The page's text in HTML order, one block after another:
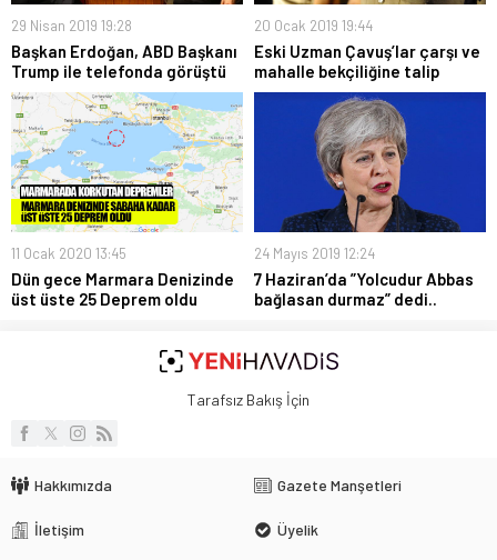
29 Nisan 2019 19:28
Başkan Erdoğan, ABD Başkanı
Trump ile telefonda görüştü
20 Ocak 2019 19:44
Eski Uzman Çavuş’lar çarşı ve
mahalle bekçiliğine talip
11 Ocak 2020 13:45
Dün gece Marmara Denizinde
üst üste 25 Deprem oldu
24 Mayıs 2019 12:24
7 Haziran’da ”Yolcudur Abbas
bağlasan durmaz” dedi..
Tarafsız Bakış İçin
Hakkımızda Gazete Manşetleri
İletişim Üyelik